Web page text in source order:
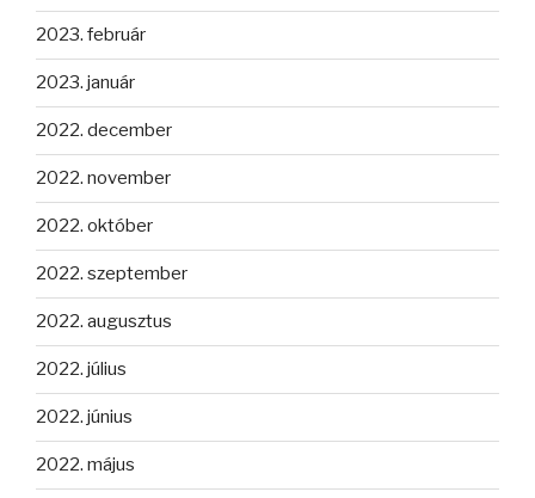
2023. február
2023. január
2022. december
2022. november
2022. október
2022. szeptember
2022. augusztus
2022. július
2022. június
2022. május